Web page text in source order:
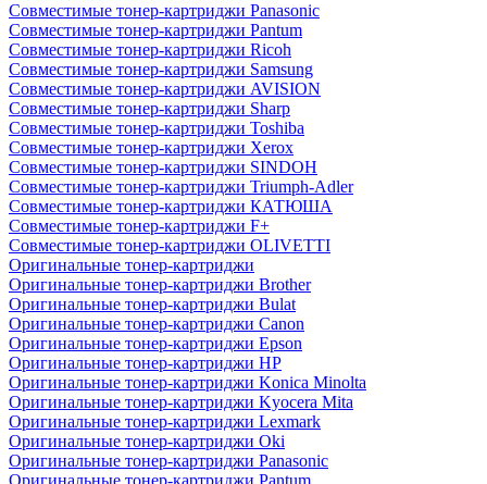
Совместимые тонер-картриджи Panasonic
Совместимые тонер-картриджи Pantum
Совместимые тонер-картриджи Ricoh
Совместимые тонер-картриджи Samsung
Совместимые тонер-картриджи AVISION
Совместимые тонер-картриджи Sharp
Совместимые тонер-картриджи Toshiba
Совместимые тонер-картриджи Xerox
Совместимые тонер-картриджи SINDOH
Совместимые тонер-картриджи Triumph-Adler
Совместимые тонер-картриджи КАТЮША
Совместимые тонер-картриджи F+
Совместимые тонер-картриджи OLIVETTI
Оригинальные тонер-картриджи
Оригинальные тонер-картриджи Brother
Оригинальные тонер-картриджи Bulat
Оригинальные тонер-картриджи Canon
Оригинальные тонер-картриджи Epson
Оригинальные тонер-картриджи HP
Оригинальные тонер-картриджи Konica Minolta
Оригинальные тонер-картриджи Kyocera Mita
Оригинальные тонер-картриджи Lexmark
Оригинальные тонер-картриджи Oki
Оригинальные тонер-картриджи Panasonic
Оригинальные тонер-картриджи Pantum